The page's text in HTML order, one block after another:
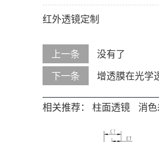
红外透镜定制
上一条
没有了
下一条
增透膜在光学
相关推荐： 柱面透镜 消